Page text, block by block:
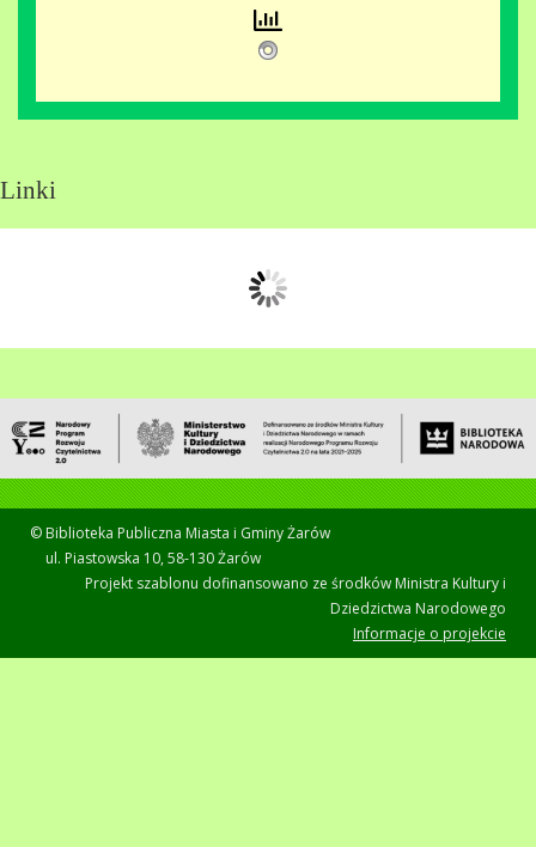
Linki
© Biblioteka Publiczna Miasta i Gminy Żarów
ul. Piastowska 10, 58-130 Żarów
Projekt szablonu dofinansowano ze środków Ministra Kultury i
Dziedzictwa Narodowego
Informacje o projekcie